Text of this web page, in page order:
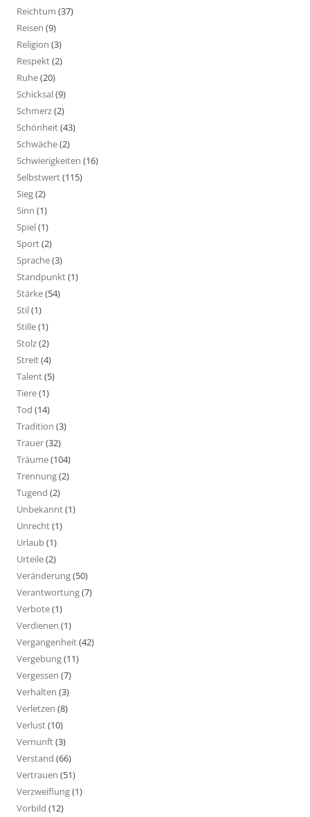
Reichtum (37)
Reisen (9)
Religion (3)
Respekt(2)
Ruhe(20)
Schicksal(9)
Schmerz(2)
Schönheit(43)
Schwäche(2)
Schwierigkeiten (16)
Selbstwert(115)
Sieg(2)
Sinn (1)
Spiel(1)
Sport(2)
Sprache(3)
Standpunkt(1)
Stärke(54)
Stil(1)
Stille(1)
Stolz(2)
Streit(4)
Talent(5)
Tiere(1)
Tod (14)
Tradition (3)
Trauer(32)
Träume(104)
Trennung(2)
Tugend (2)
Unbekannt(1)
Unrecht(1)
Urlaub(1)
Urteile(2)
Veränderung(50)
Verantwortung(7)
Verbote(1)
Verdienen (1)
Vergangenheit(42)
Vergebung(11)
Vergessen (7)
Verhalten (3)
Verletzen (8)
Verlust(10)
Vernunft(3)
Verstand (66)
Vertrauen (51)
Verzweiflung(1)
Vorbild (12)